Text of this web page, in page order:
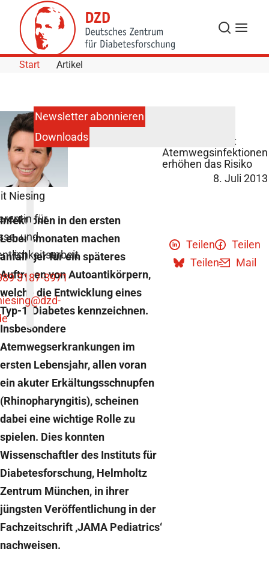
Skip to Content
Suche
Start Artikel
Typ-1-Diabetes:
Atemwegsinfektionen
erhöhen das Risiko
8. Juli 2013
Infektionen in den ersten
Lebensmonaten machen
anfälliger für ein späteres
Auftreten von Autoantikörpern,
welche die Entwicklung eines
Typ-1-Diabetes kennzeichnen.
Insbesondere
Atemwegserkrankungen im
ersten Lebensjahr, allen voran
ein akuter Erkältungsschnupfen
(Rhinopharyngitis), scheinen
dabei eine wichtige Rolle zu
spielen. Dies konnten
Wissenschaftler des Instituts für
Diabetesforschung, Helmholtz
Zentrum München, in ihrer
jüngsten Veröffentlichung in der
Fachzeitschrift ‚JAMA Pediatrics‘
nachweisen.
Teilen
Teilen
Teilen
Mail
Niesing
für
und
3187-3971
@dzd-
Newsletter abonnieren
Downloads